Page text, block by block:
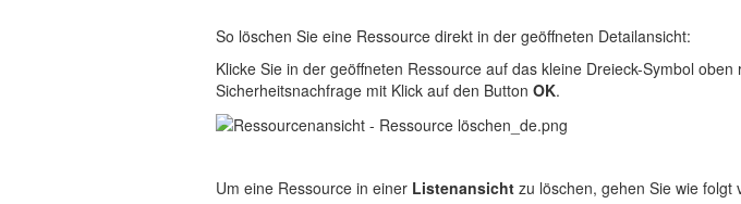
So löschen Sie eine Ressource direkt in der geöffneten Detailansicht:
Klicke Sie in der geöffneten Ressource auf das kleine Dreieck-Symbol
Sicherheitsnachfrage mit Klick auf den Button OK.
Um eine Ressource in einer Listenansicht zu löschen, gehen Sie wie folgt